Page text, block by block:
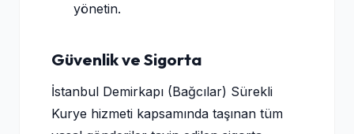
yönetin.
Güvenlik ve Sigorta
İstanbul Demirkapı (Bağcılar) Sürekli
Kurye hizmeti kapsamında taşınan tüm